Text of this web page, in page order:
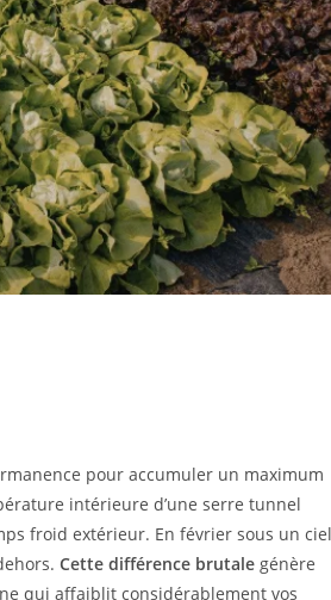
pour accumuler un maximum
intérieure d’une serre tunnel
froid extérieur. En février sous un ciel
Cette différence brutale génère
qui affaiblit considérablement vos